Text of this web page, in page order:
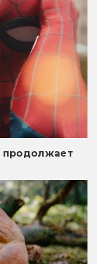
продолжает